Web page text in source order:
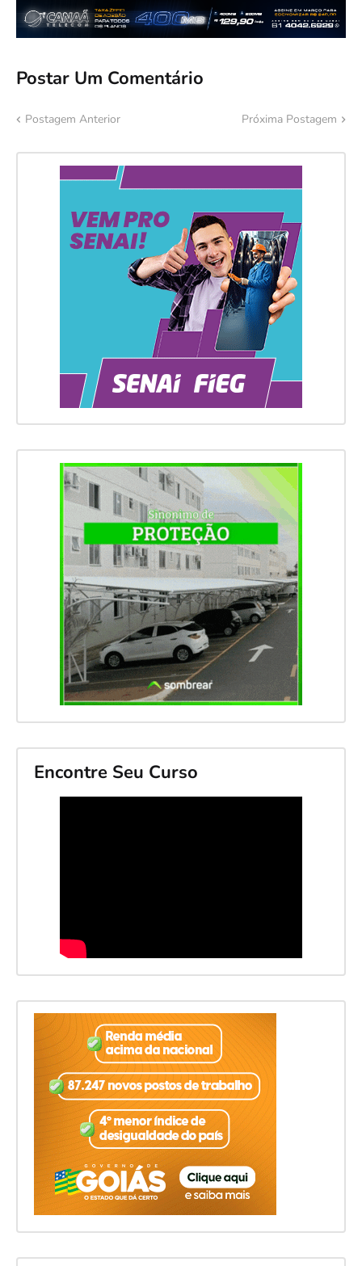
Postar Um Comentário
Postagem Anterior Próxima Postagem
Encontre Seu Curso